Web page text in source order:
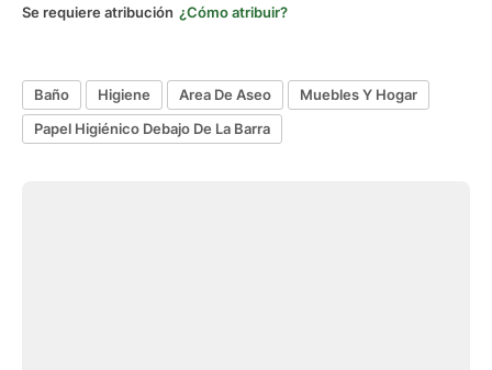
Se requiere atribución ¿Cómo atribuir?
Baño Higiene Area De Aseo
Muebles Y Hogar
Papel Higiénico Debajo De La Barra